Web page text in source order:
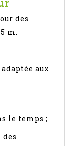
des
m.
aux
le temps ;